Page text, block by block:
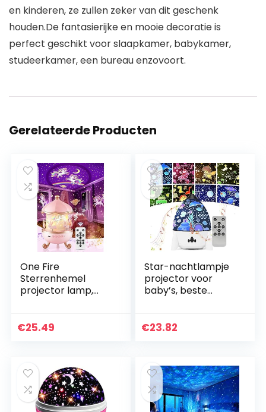
en kinderen, ze zullen zeker van dit geschenk
houden.De fantasierijke en mooie decoratie is
perfect geschikt voor slaapkamer, babykamer,
studeerkamer, een bureau enzovoort.
Gerelateerde Producten
One Fire
Sterrenhemel
projector lamp,
Nachtlampje
€25.49
Star-nachtlampje
projector voor
baby’s, beste
kinderen,
€23.82